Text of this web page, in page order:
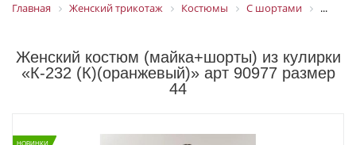
Главная Женский трикотаж Костюмы С шортами ...
Женский костюм (майка+шорты) из кулирки
«К-232 (К)(оранжевый)» арт 90977 размер
44
НОВИНКИ